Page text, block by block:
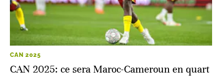
CAN 2025
CAN 2025: ce sera Maroc-Cameroun en quart